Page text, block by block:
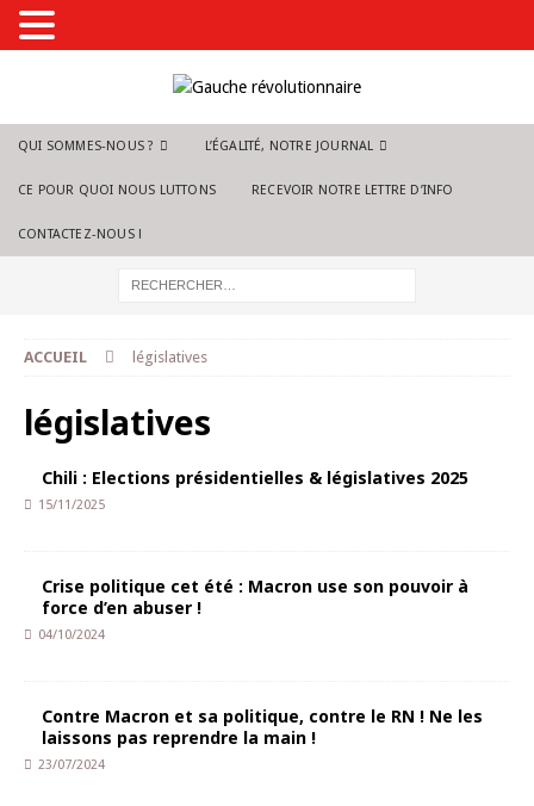
QUI SOMMES-NOUS ? L’ÉGALITÉ, NOTRE JOURNAL
CE POUR QUOI NOUS LUTTONS RECEVOIR NOTRE LETTRE D’INFO
CONTACTEZ-NOUS !
ACCUEIL législatives
législatives
Chili : Elections présidentielles & législatives 2025
15/11/2025
Crise politique cet été : Macron use son pouvoir à
force d’en abuser !
04/10/2024
Contre Macron et sa politique, contre le RN ! Ne les
laissons pas reprendre la main !
23/07/2024